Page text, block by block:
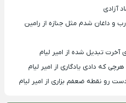
آزادی
و داغان شدم مثل جنازه از رامین
آخرت تبدیل شده از امیر لیام
که دادی یادگاری از امیر لیام
رو نقطه ضعفم بزاری از امیر لیام